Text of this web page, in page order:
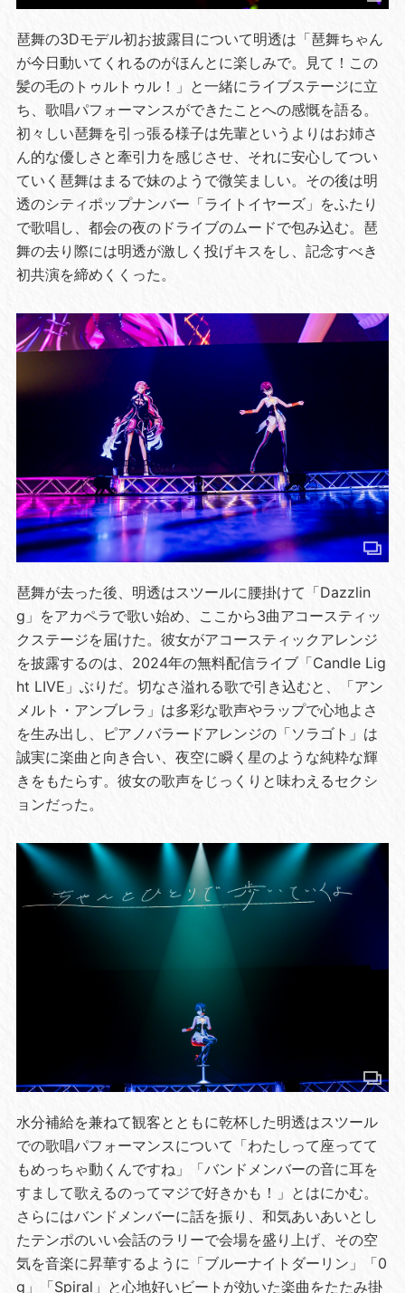
琶舞の3Dモデル初お披露目について明透は「琶舞ちゃん
が今日動いてくれるのがほんとに楽しみで。見て！この
髪の毛のトゥルトゥル！」と一緒にライブステージに立
ち、歌唱パフォーマンスができたことへの感慨を語る。
初々しい琶舞を引っ張る様子は先輩というよりはお姉さ
ん的な優しさと牽引力を感じさせ、それに安心してつい
ていく琶舞はまるで妹のようで微笑ましい。その後は明
透のシティポップナンバー「ライトイヤーズ」をふたり
で歌唱し、都会の夜のドライブのムードで包み込む。琶
舞の去り際には明透が激しく投げキスをし、記念すべき
初共演を締めくくった。
琶舞が去った後、明透はスツールに腰掛けて「Dazzlin
g」をアカペラで歌い始め、ここから3曲アコースティッ
クステージを届けた。彼女がアコースティックアレンジ
を披露するのは、2024年の無料配信ライブ「Candle Lig
ht LIVE」ぶりだ。切なさ溢れる歌で引き込むと、「アン
メルト・アンブレラ」は多彩な歌声やラップで心地よさ
を生み出し、ピアノバラードアレンジの「ソラゴト」は
誠実に楽曲と向き合い、夜空に瞬く星のような純粋な輝
きをもたらす。彼女の歌声をじっくりと味わえるセクシ
ョンだった。
水分補給を兼ねて観客とともに乾杯した明透はスツール
での歌唱パフォーマンスについて「わたしって座ってて
もめっちゃ動くんですね」「バンドメンバーの音に耳を
すまして歌えるのってマジで好きかも！」とはにかむ。
さらにはバンドメンバーに話を振り、和気あいあいとし
たテンポのいい会話のラリーで会場を盛り上げ、その空
気を音楽に昇華するように「ブルーナイトダーリン」「0
g」「Spiral」と心地好いビートが効いた楽曲をたたみ掛